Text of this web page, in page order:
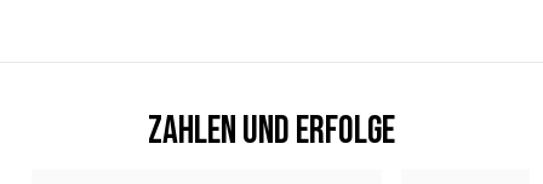
Zahlen und Erfolge